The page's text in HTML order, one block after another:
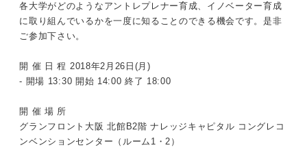
各大学がどのようなアントレプレナー育成、イノベーター育成
に取り組んでいるかを一度に知ることのできる機会です。是非
ご参加下さい。
開 催 日 程 2018年2月26日(月)
- 開場 13:30 開始 14:00 終了 18:00
開 催 場 所
グランフロント大阪 北館B2階 ナレッジキャピタル コングレコ
ンベンションセンター（ルーム1・2）